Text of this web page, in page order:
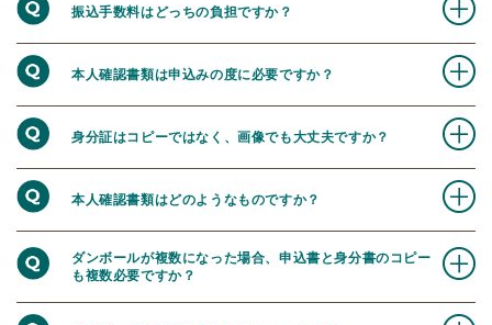
振込手数料はどっちの負担ですか？
本人確認書類は申込みの度に必要ですか？
身分証はコピーではなく、画像でも大丈夫ですか？
本人確認書類はどのようなものですか？
ダンボールが複数になった場合、申込書と身分書のコピー
も複数必要ですか？